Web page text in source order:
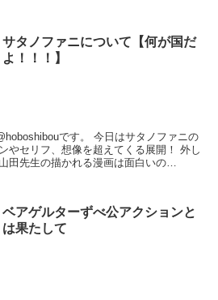
サタノファニについて【何が国だ
よ！！！】
す。 今日はサタノファニの
やセリフ、想像を超えてくる展開！ 外し
田先生の描かれる漫画は面白いの
ベアゲルターずべ公アクションと
は果たして